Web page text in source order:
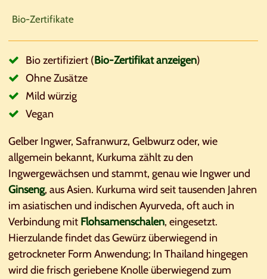
Bio-Zertifikate
Bio zertifiziert (Bio-Zertifikat anzeigen)
Ohne Zusätze
Mild würzig
Vegan
Gelber Ingwer, Safranwurz, Gelbwurz oder, wie
allgemein bekannt, Kurkuma zählt zu den
Ingwergewächsen und stammt, genau wie Ingwer und
Ginseng, aus Asien. Kurkuma wird seit tausenden Jahren
im asiatischen und indischen Ayurveda, oft auch in
Verbindung mit Flohsamenschalen, eingesetzt.
Hierzulande findet das Gewürz überwiegend in
getrockneter Form Anwendung; In Thailand hingegen
wird die frisch geriebene Knolle überwiegend zum